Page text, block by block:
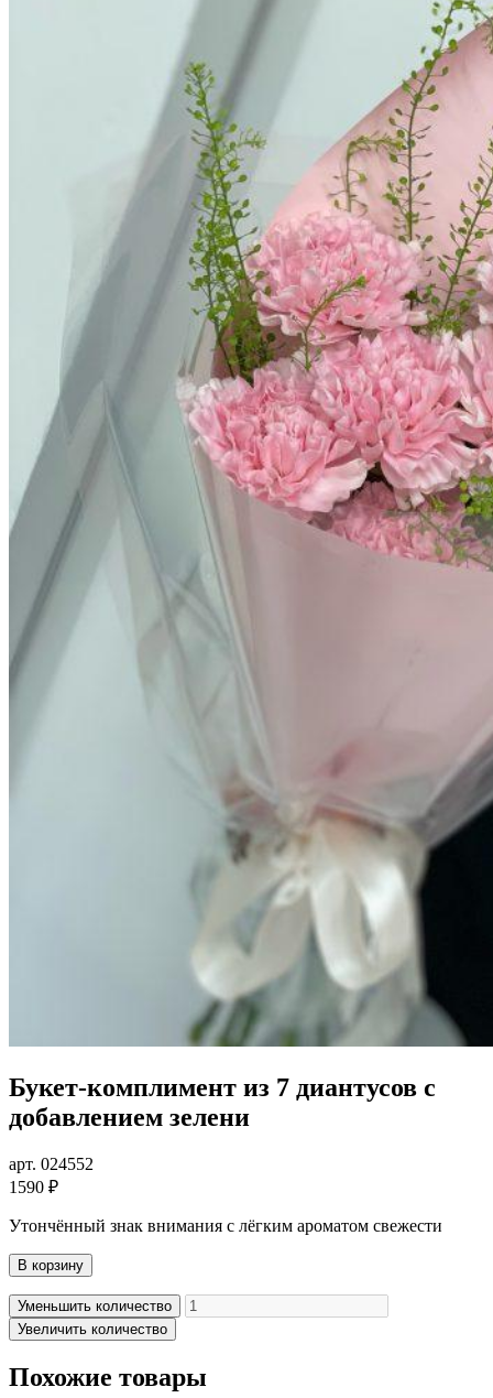
Букет-комплимент из 7 диантусов с
добавлением зелени
арт. 024552
1590 ₽
Утончённый знак внимания с лёгким ароматом свежести
В корзину
Уменьшить количество
Увеличить количество
Похожие товары